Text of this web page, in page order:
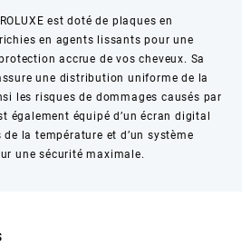
est doté de plaques en
en agents lissants pour une
accrue de vos cheveux. Sa
une distribution uniforme de la
les risques de dommages causés par
également équipé d’un écran digital
la température et d’un système
une sécurité maximale.